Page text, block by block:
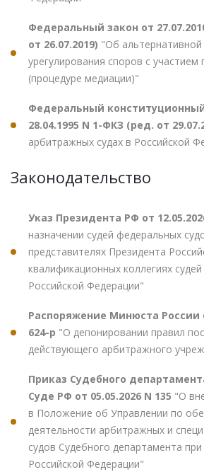
Федеральный закон от
от 26.07.2019) "Об альтернативной
урегулирования споров с участием
(процедуре медиации)"
Федеральный
28.04.1995 N 1-ФКЗ (ред. от
арбитражных судах в Российской
Законодательство
Указ Президента РФ от
назначении судей федеральных
представителях Президента
квалификационных коллегиях
Российской Федерации"
Распоряжение Минюста России
624-р "О депонировании правил
действующего арбитражного
Приказ Судебного
Суде РФ от 05.05.2026 N 135 "О
в Положение об Управлении по
деятельности арбитражных и
судов Судебного департамента
Российской Федерации"